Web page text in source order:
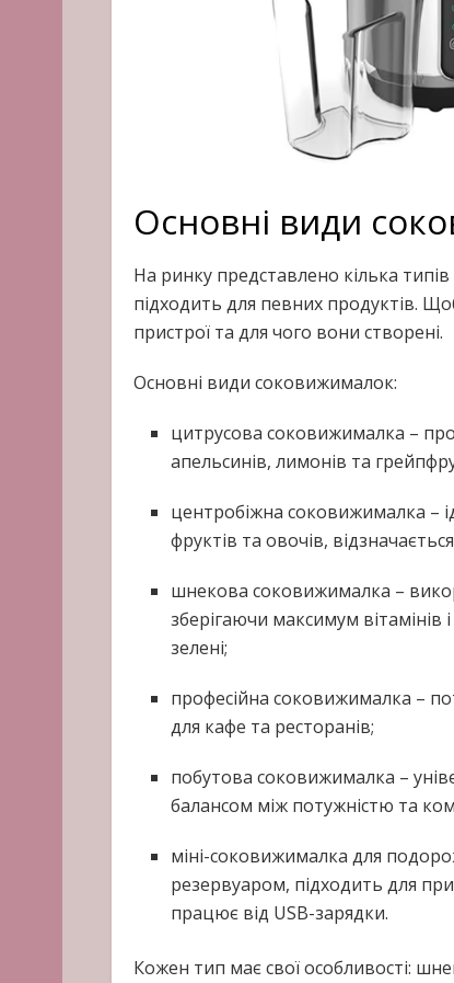
Основні види
На ринку представлено кілька
підходить для певних продуктів.
пристрої та для чого вони створені.
Основні види соковижималок:
цитрусова соковижималка –
апельсинів, лимонів та
центробіжна соковижималка –
фруктів та овочів,
шнекова соковижималка –
зберігаючи максимум
зелені;
професійна соковижималка –
для кафе та ресторанів;
побутова соковижималка –
балансом між потужністю та
міні-соковижималка для
резервуаром, підходить для
працює від USB-зарядки.
Кожен тип має свої особливості: